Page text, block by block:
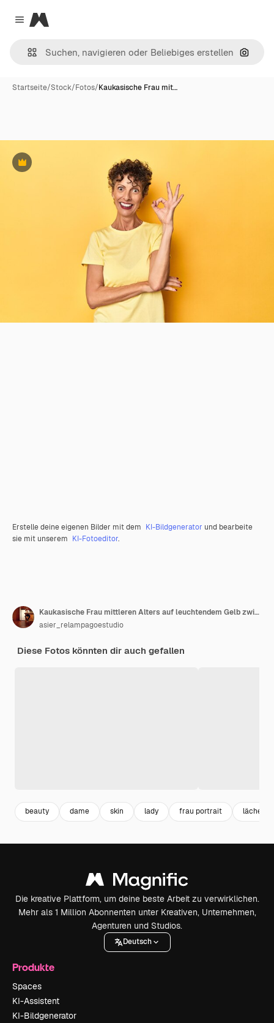
Close menu
Magnific
Nach
Startseite/Stock/Fotos/Kaukasische Frau mit…
Premium
Erstelle deine eigenen Bilder mit dem KI-Bildgenerator und bearbeite
sie mit unserem KI-Fotoeditor.
Kaukasische Frau mittleren Alters auf leuchtendem Gelb zwinkert mit den Augen und macht mit der Hand eine „OK“-Geste
asier_relampagoestudio
Diese Fotos könnten dir auch gefallen
beauty dame skin lady frau portrait lächeln
Die kreative Plattform, um deine beste Arbeit zu verwirklichen.
Mehr als 1 Million Abonnenten unter Kreativen, Unternehmen,
Agenturen und Studios.
Deutsch
Produkte
Spaces
KI-Assistent
KI-Bildgenerator